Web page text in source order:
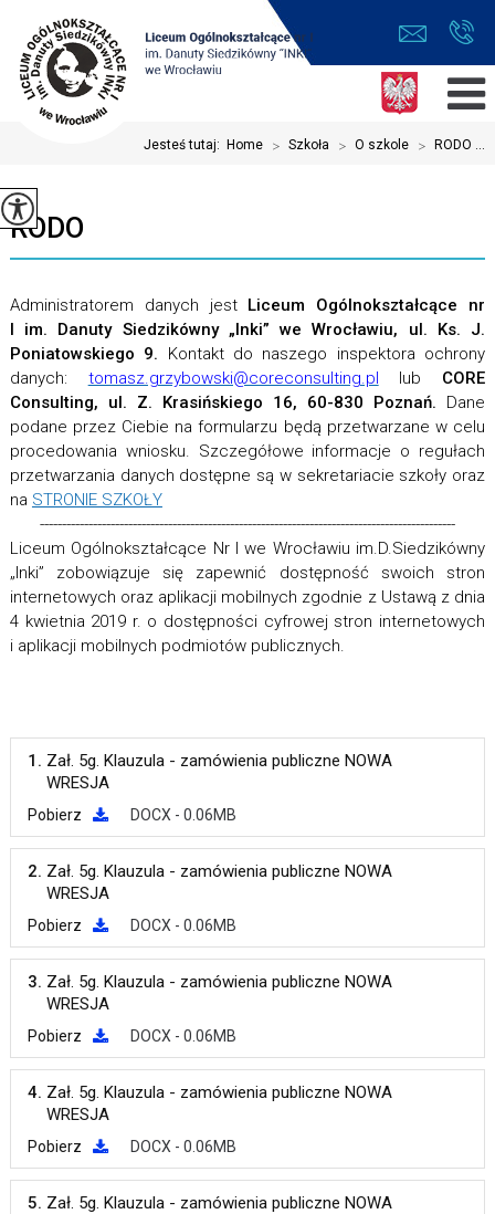
Jesteś tutaj: Home > Szkoła > O szkole > RODO ...
RODO
Administratorem danych jest Liceum Ogólnokształcące nr
I im. Danuty Siedzikówny „Inki” we Wrocławiu, ul. Ks. J.
Poniatowskiego 9. Kontakt do naszego inspektora ochrony
danych: tomasz.grzybowski@coreconsulting.pl lub CORE
Consulting, ul. Z. Krasińskiego 16, 60-830 Poznań. Dane
podane przez Ciebie na formularzu będą przetwarzane w celu
procedowania wniosku. Szczegółowe informacje o regułach
przetwarzania danych dostępne są w sekretariacie szkoły oraz
na STRONIE SZKOŁY
----------------------------------------------------------------------------------------------
Liceum Ogólnokształcące Nr I we Wrocławiu im.D.Siedzikówny
„Inki” zobowiązuje się zapewnić dostępność swoich stron
internetowych oraz aplikacji mobilnych zgodnie z Ustawą z dnia
4 kwietnia 2019 r. o dostępności cyfrowej stron internetowych
i aplikacji mobilnych podmiotów publicznych.
1. Zał. 5g. Klauzula - zamówienia publiczne NOWA
WRESJA
Pobierz DOCX - 0.06MB
2. Zał. 5g. Klauzula - zamówienia publiczne NOWA
WRESJA
Pobierz DOCX - 0.06MB
3. Zał. 5g. Klauzula - zamówienia publiczne NOWA
WRESJA
Pobierz DOCX - 0.06MB
4. Zał. 5g. Klauzula - zamówienia publiczne NOWA
WRESJA
Pobierz DOCX - 0.06MB
5. Zał. 5g. Klauzula - zamówienia publiczne NOWA